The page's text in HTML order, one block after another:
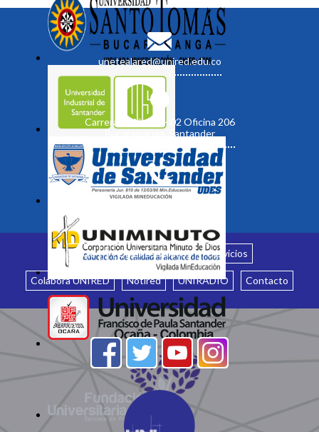
unetealared@unired.edu.co
Carrera 19 No. 35 - 02 Oficina 206
Bucaramanga, Santander
Inicio ¿Quiénes somos? Servicios
Colabora UNIRED Notired UNIRADIO Contacto